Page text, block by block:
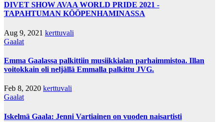
DIVET SHOW AVAA WORLD PRIDE 2021 -
TAPAHTUMAN KÖÖPENHAMINASSA
Aug 9, 2021 kerttuvali
Gaalat
Emma Gaalassa palkittiin musiikkialan parhaimmistoa. Illan
voitokkain oli neljällä Emmalla palkittu JVG.
Feb 8, 2020 kerttuvali
Gaalat
Iskelmä Gaala: Jenni Vartiainen on vuoden naisartisti